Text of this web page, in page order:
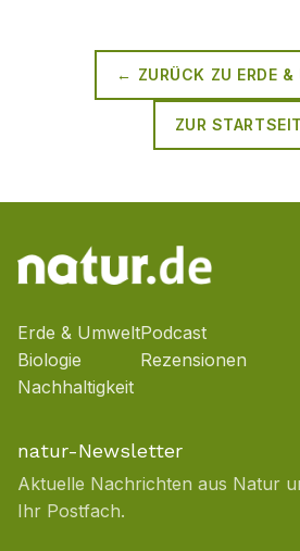
← ZURÜCK ZU ERDE
ZUR
Erde & Umwelt
Biologie
Nachhaltigkeit
Podcast
Rezensionen
natur-Newsletter
Aktuelle Nachrichten aus Natur
Ihr Postfach.